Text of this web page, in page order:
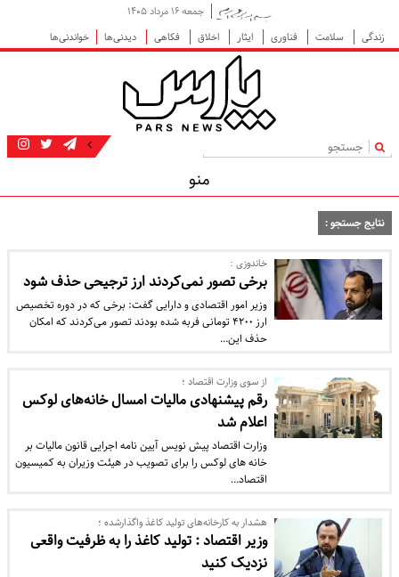
جمعه ۱۶ مرداد ۱۴۰۵
زندگی
سلامت فناوری ایثار اخلاق فکاهی دیدنی‌ها خواندنی‌ها
|
منو
نتایج جستجو :
خاندوزی :
برخی تصور نمی‌کردند ارز ترجیحی حذف شود
وزیر امور اقتصادی و دارایی گفت: برخی که در دوره تخصیص
ارز ۴۲۰۰ تومانی فربه شده بودند تصور می‌کردند که امکان
حذف این…
از سوی وزارت اقتصاد ؛
رقم پیشنهادی مالیات امسال خانه‌های لوکس
اعلام شد
وزارت اقتصاد پیش نویس آیین نامه اجرایی قانون مالیات بر
خانه های لوکس را برای تصویب در هیئت وزیران به کمیسیون
اقتصاد…
هشدار به کارخانه‌های تولید کاغذ واگذارشده ؛
وزیر اقتصاد : تولید کاغذ را به ظرفیت واقعی
نزدیک کنید